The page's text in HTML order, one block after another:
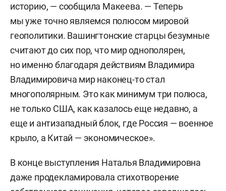
историю, — сообщила Макеева. — Теперь
мы уже точно являемся полюсом мировой
геополитики. Вашингтонские старцы безумные
считают до сих пор, что мир однополярен,
но именно благодаря действиям Владимира
Владимировича мир наконец-то стал
многополярным. Это как минимум три полюса,
не только США, как казалось еще недавно, а
еще и антизападный блок, где Россия — военное
крыло, а Китай — экономическое».
В конце выступления Наталья Владимировна
даже продекламировала стихотворение